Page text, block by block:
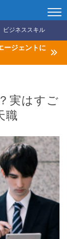
ビジネススキル
ージェントに
実はすご
職